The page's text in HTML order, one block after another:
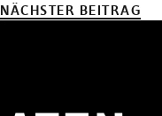
NÄCHSTER BEITRAG